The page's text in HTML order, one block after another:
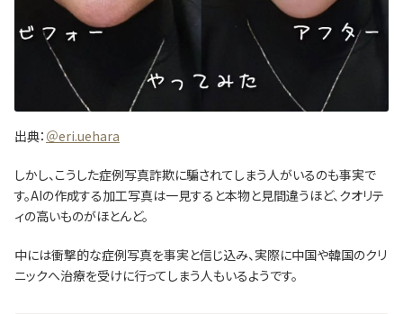
出典： ＠eri.uehara
しかし、こうした症例写真詐欺に騙されてしまう人がいるのも事実で
す。AIの作成する加工写真は一見すると本物と見間違うほど、クオリテ
ィの高いものがほとんど。
中には衝撃的な症例写真を事実と信じ込み、実際に中国や韓国のクリ
ニックへ治療を受けに行ってしまう人もいるようです。